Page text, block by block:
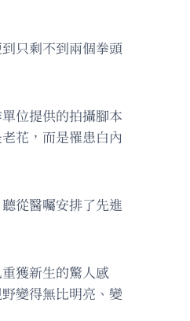
只剩不到兩個拳頭
位提供的拍攝腳本
花，而是罹患白內
從醫囑安排了先進
獲新生的驚人感
變得無比明亮、變